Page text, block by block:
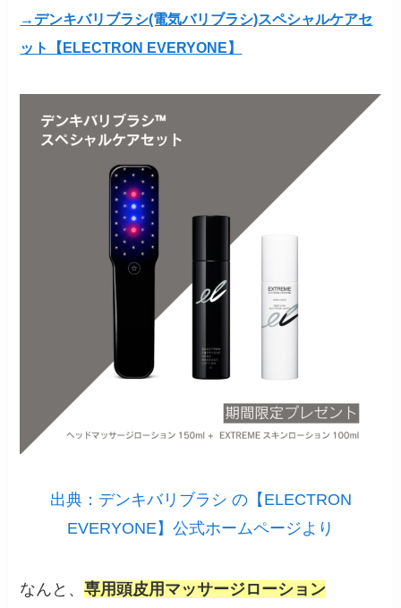
→デンキバリブラシ(電気バリブラシ)スペシャルケアセ
ット【ELECTRON EVERYONE】
出典：デンキバリブラシ の【ELECTRON
EVERYONE】公式ホームページより
なんと、専用頭皮用マッサージローション